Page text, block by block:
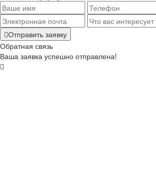
Отправить заявку
Обратная связь
Ваша заявка успешно отправлена!